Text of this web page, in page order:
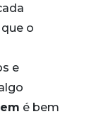
o
e
é bem